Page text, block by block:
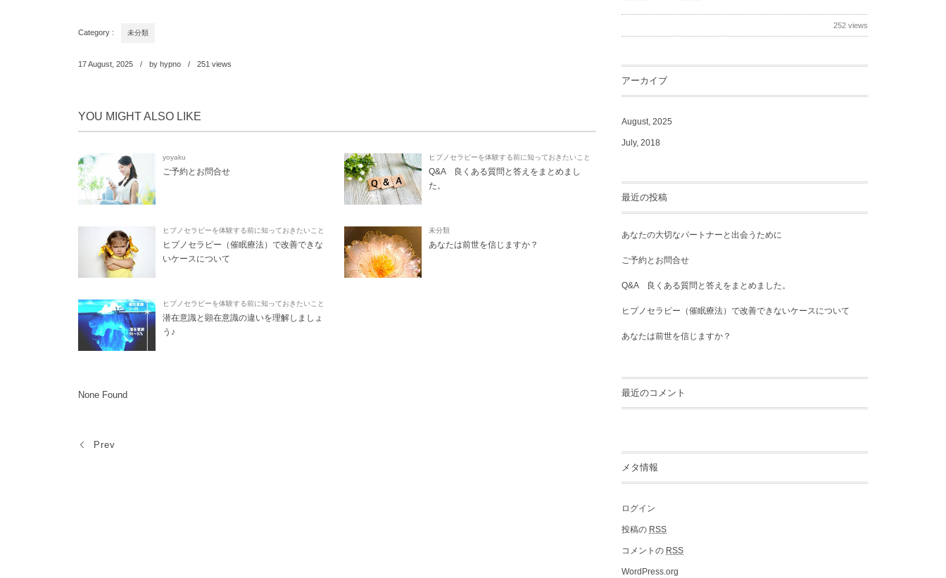
Category : 未分類
17August 2025 by hypno 251 views
YOU MIGHT ALSO LIKE
yoyaku
ご予約とお問合せ
ヒプノセラピーを体験する前に知っておきたいこと
Q&A 良くある質問と答えをまとめまし
た。
ヒプノセラピーを体験する前に知っておきたいこと
ヒプノセラピー（催眠療法）で改善できな
いケースについて
未分類
あなたは前世を信じますか？
ヒプノセラピーを体験する前に知っておきたいこと
潜在意識と顕在意識の違いを理解しましょ
う♪
None Found
Prev
252 views
アーカイブ
August, 2025
July, 2018
最近の投稿
あなたの大切なパートナーと出会うために
ご予約とお問合せ
Q&A 良くある質問と答えをまとめました。
ヒプノセラピー（催眠療法）で改善できないケースについて
あなたは前世を信じますか？
最近のコメント
メタ情報
ログイン
投稿の RSS
コメントの RSS
WordPress.org